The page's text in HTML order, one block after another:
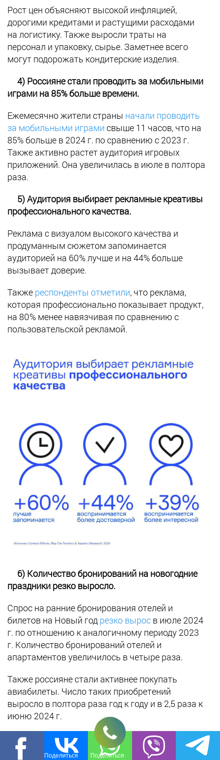
Рост цен объясняют высокой инфляцией,
дорогими кредитами и растущими расходами
на логистику. Также выросли траты на
персонал и упаковку, сырье. Заметнее всего
могут подорожать кондитерские изделия.
4) Россияне стали проводить за мобильными
играми на 85% больше времени.
Ежемесячно жители страны начали проводить
за мобильными играми свыше 11 часов, что на
85% больше в 2024 г. по сравнению с 2023 г.
Также активно растет аудитория игровых
приложений. Она увеличилась в июле в полтора
раза.
5)Аудитория выбирает рекламные креативы
профессионального качества.
Реклама с визуалом высокого качества и
продуманным сюжетом запоминается
аудиторией на 60% лучше и на 44% больше
вызывает доверие.
Также респонденты отметили, что реклама,
которая профессионально показывает продукт,
на 80% менее навязчивая по сравнению с
пользовательской рекламой.
6) Количество бронирований на новогодние
праздники резко выросло.
Спрос на ранние бронирования отелей и
билетов на Новый год резко вырос в июле 2024
г. по отношению к аналогичному периоду 2023
г. Количество бронирований отелей и
апартаментов увеличилось в четыре раза.
Также россияне стали активнее покупать
авиабилеты. Число таких приобретений
выросло в полтора раза год к году и в 2,5 раза к
июню 2024 г.
7) VK с красотой
: какие услуги популярны у
пользователей в разных регионах России.
Поделиться Поделиться